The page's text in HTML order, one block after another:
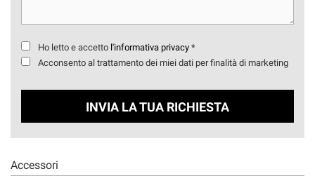
Ho letto e accetto l'informativa privacy *
Acconsento al trattamento dei miei dati per finalità di marketing
INVIA LA TUA RICHIESTA
Accessori
Cookie di marketing
cookie
policy
Salva